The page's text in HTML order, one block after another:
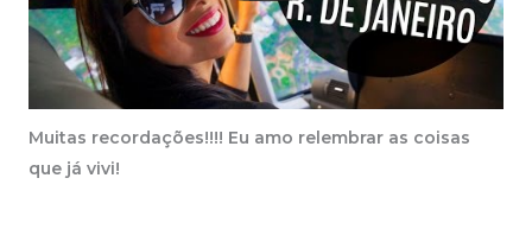
Muitas recordações!!!! Eu amo relembrar as coisas
que já vivi!